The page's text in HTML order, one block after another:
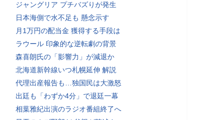
ジャングリア プチバズりが発生
日本海側で水不足も 懸念示す
月1万円の配当金 獲得する手段は
ラウール 印象的な逆転劇の背景
森喜朗氏の「影響力」が減退か
北海道新幹線いつ札幌延伸 解説
代理出産報告も…独国民は大激怒
出廷も「わずか4分」で退廷一幕
相葉雅紀出演のラジオ番組終了へ